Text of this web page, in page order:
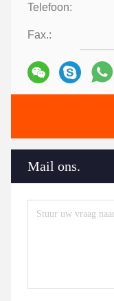
Telefoon:
Fax.:
Mail ons.